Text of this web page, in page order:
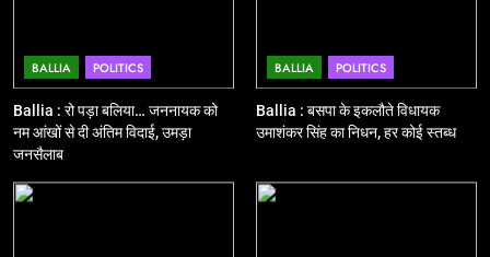
12
Ballia : बलिया रेलवे स्टेशन का अपर
महाप्रबंधक ने किया निरीक्षण
BALLIA POLITICS
Ballia : रो पड़ा बलिया… जननायक को
नम आंखों से दी अंतिम विदाई, उमड़ा
जनसैलाब
BALLIA POLITICS
Ballia : बसपा के इकलौते विधायक
उमाशंकर सिंह का निधन, हर कोई स्तब्ध